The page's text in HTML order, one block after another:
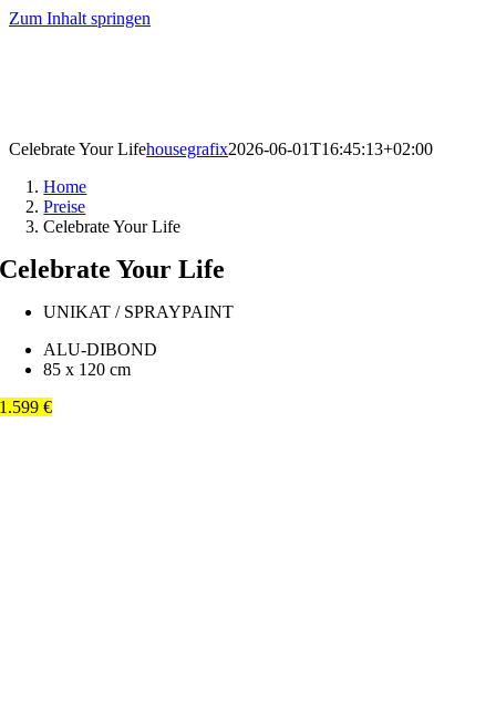
Zum Inhalt springen
Celebrate Your Lifehousegrafix2026-06-01T16:45:13+02:00
Home
Preise
Celebrate Your Life
Celebrate Your Life
UNIKAT / SPRAYPAINT
ALU-DIBOND
85 x 120 cm
1.599 €